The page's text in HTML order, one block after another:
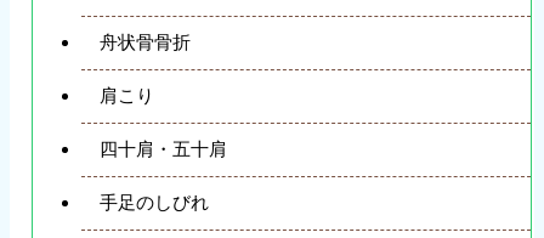
舟状骨骨折
肩こり
四十肩・五十肩
手足のしびれ